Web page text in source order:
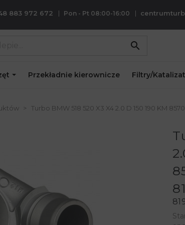
883 972 672 Pon - Pt 08:00-16:00
search
Przekładnie kierownicze Filtry/
Turbo BMW 518 520 X3 X4 2.0 D 150 190 KM